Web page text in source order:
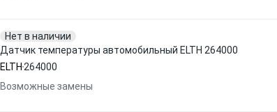
Нет в наличии
Датчик температуры автомобильный ELTH 264000
ELTH 264000
Возможные замены